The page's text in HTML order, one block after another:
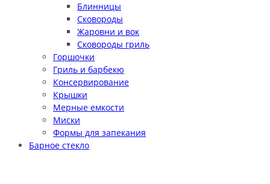
Блинницы
Сковороды
Жаровни и вок
Сковороды гриль
Горшочки
Гриль и барбекю
Консервирование
Крышки
Мерные емкости
Миски
Формы для запекания
Барное стекло